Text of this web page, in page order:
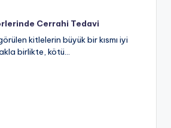
Cerrahi Tedavi
kitlelerin büyük bir kısmı iyi
birlikte, kötü…